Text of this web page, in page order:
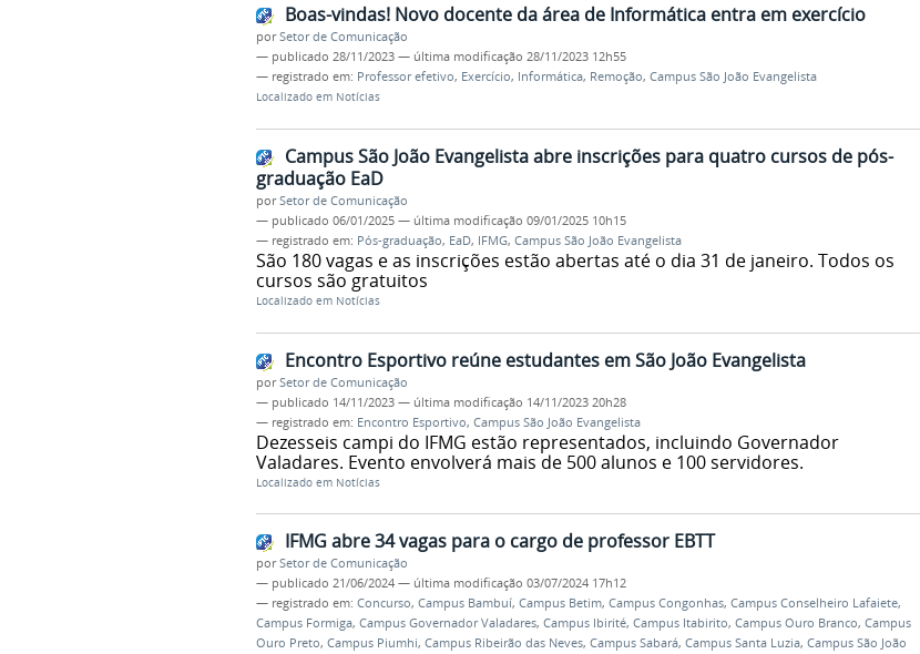
Boas-vindas! Novo docente da área de Informática entra em exercício
porSetor de Comunicação
— publicado 28/11/2023 — última modificação 28/11/2023 12h55
— registrado em: Professor efetivo, Exercício, Informática, Remoção, Campus São João Evangelista
Localizado em Notícias
Campus São João Evangelista abre inscrições para quatro cursos de pós-
graduação EaD
porSetor de Comunicação
— publicado 06/01/2025 — última modificação 09/01/2025 10h15
— registrado em: Pós-graduação, EaD, IFMG, Campus São João Evangelista
São 180 vagas e as inscrições estão abertas até o dia 31 de janeiro. Todos os
cursos são gratuitos
Localizado em Notícias
Encontro Esportivo reúne estudantes em São João Evangelista
porSetor de Comunicação
— publicado 14/11/2023 — última modificação 14/11/2023 20h28
— registrado em: Encontro Esportivo, Campus São João Evangelista
Dezesseis campi do IFMG estão representados, incluindo Governador
Valadares. Evento envolverá mais de 500 alunos e 100 servidores.
Localizado em Notícias
IFMG abre 34 vagas para o cargo de professor EBTT
porSetor de Comunicação
— publicado 21/06/2024 — última modificação 03/07/2024 17h12
— registrado em: Concurso, Campus Bambuí, Campus Betim, Campus Congonhas, Campus Conselheiro Lafaiete,
Campus Formiga, Campus Governador Valadares, Campus Ibirité, Campus Itabirito, Campus Ouro Branco, Campus
Ouro Preto, Campus Piumhi, Campus Ribeirão das Neves, Campus Sabará, Campus Santa Luzia, Campus São João